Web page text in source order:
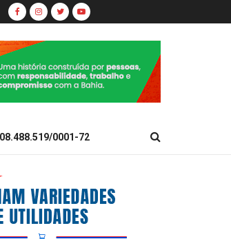
08.488.519/0001-72